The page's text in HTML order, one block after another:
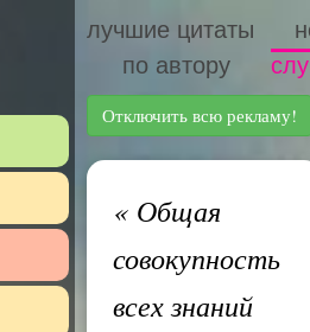
лучшие цитаты
по автору
Отключить всю рекламу!
«Общая
совокупность
всех знаний